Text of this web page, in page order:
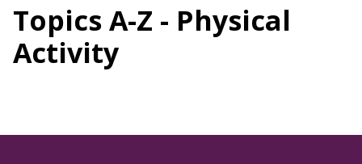
Topics A-Z - Physical
Activity